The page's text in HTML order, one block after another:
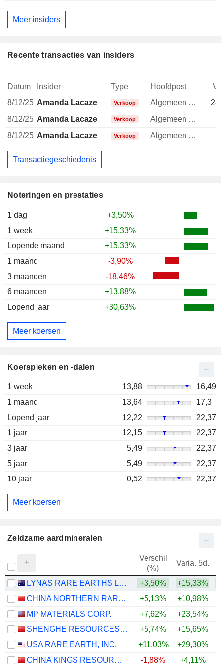
Noteringen en prestaties
1 dag
+3,50%
1 week
+15,33%
Lopende maand
+15,33%
1 maand
-3,90%
3 maanden
-18,46%
6 maanden
+13,88%
Lopend jaar
+30,63%
Meer koersen
Koerspieken en -dalen
1 week 13,88
16,49
1 maand
13,64
17,3
Lopend jaar
12,22
22,37
1 jaar
12,15
22,37
3 jaar
5,49
22,37
5 jaar
5,49
22,37
10 jaar
0,52 22,37
Meer koersen
Meer insiders
Recente transacties van insiders
Datum Insider Type Hoofdpost
8/12/25 Amanda Lacaze Verkoop Algemeen directeur
8/12/25 Amanda Lacaze Verkoop Algemeen directeur
8/12/25 Amanda Lacaze Verkoop Algemeen directeur
Transactiegeschiedenis
Zeldzame aardmineralen
Verschil
(%)
Varia. 5d.
LYNAS RARE EARTHS LIMITED +3,50% +15,33%
CHINA NORTHERN RARE EARTH (GROUP) HIGH-TECH CO.,LTD
+5,13% +10,98%
MP MATERIALS CORP.
+7,62% +23,54%
SHENGHE RESOURCES HOLDING CO., LTD
+5,74% +15,65%
USA RARE EARTH, INC.
+11,03% +29,30%
CHINA KINGS RESOURCES GROUP CO.,LTD.
-1,88% +4,11%